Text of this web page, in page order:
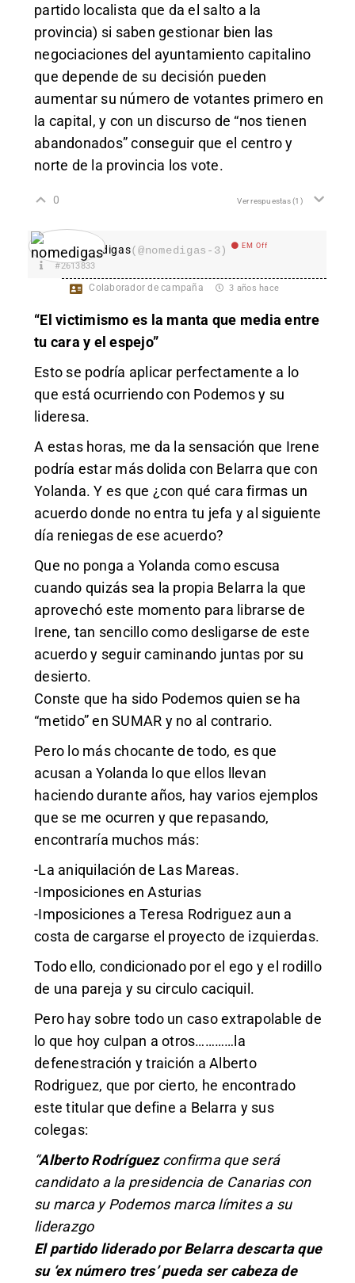
partido localista que da el salto a la
provincia) si saben gestionar bien las
negociaciones del ayuntamiento capitalino
que depende de su decisión pueden
aumentar su número de votantes primero en
la capital, y con un discurso de “nos tienen
abandonados” conseguir que el centro y
norte de la provincia los vote.
0 Ver respuestas(1)
nomedigas(@nomedigas-3) EM Off
#2613833
Colaborador de campaña 3 años hace
“El victimismo es la manta que media entre
tu cara y el espejo”
Esto se podría aplicar perfectamente a lo
que está ocurriendo con Podemos y su
lideresa.
A estas horas, me da la sensación que Irene
podría estar más dolida con Belarra que con
Yolanda. Y es que ¿con qué cara firmas un
acuerdo donde no entra tu jefa y al siguiente
día reniegas de ese acuerdo?
Que no ponga a Yolanda como escusa
cuando quizás sea la propia Belarra la que
aprovechó este momento para librarse de
Irene, tan sencillo como desligarse de este
acuerdo y seguir caminando juntas por su
desierto.
Conste que ha sido Podemos quien se ha
“metido” en SUMAR y no al contrario.
Pero lo más chocante de todo, es que
acusan a Yolanda lo que ellos llevan
haciendo durante años, hay varios ejemplos
que se me ocurren y que repasando,
encontraría muchos más:
-La aniquilación de Las Mareas.
-Imposiciones en Asturias
-Imposiciones a Teresa Rodriguez aun a
costa de cargarse el proyecto de izquierdas.
Todo ello, condicionado por el ego y el rodillo
de una pareja y su circulo caciquil.
Pero hay sobre todo un caso extrapolable de
lo que hoy culpan a otros…………la
defenestración y traición a Alberto
Rodriguez, que por cierto, he encontrado
este titular que define a Belarra y sus
colegas:
“Alberto Rodríguezconfirma que será
candidato a la presidencia de Canarias con
su marca y Podemos marca límites a su
liderazgo
El partido liderado por Belarra descarta que
su ‘ex número tres’ pueda ser cabeza de